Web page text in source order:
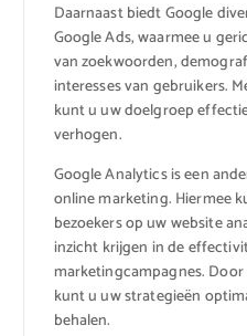
Daarnaast biedt Google
Google Ads, waarmee u
van zoekwoorden,
interesses van gebruikers.
kunt u uw doelgroep
verhogen.
Google Analytics is een
online marketing. Hiermee
bezoekers op uw website
inzicht krijgen in de
marketingcampagnes.
kunt u uw strategieën
behalen.